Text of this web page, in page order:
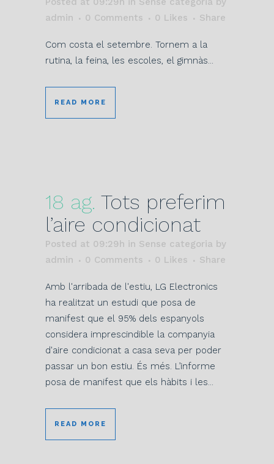
admin
0 Comments 0 Likes Share
Com costa el setembre. Tornem a la
rutina, la feina, les escoles, el gimnàs...
READ MORE
18 ag. Tots preferim
l’aire condicionat
Posted at 09:29h in Sense categoria by
admin
0 Comments 0 Likes Share
Amb l'arribada de l'estiu, LG Electronics
ha realitzat un estudi que posa de
manifest que el 95% dels espanyols
considera imprescindible la companyia
d'aire condicionat a casa seva per poder
passar un bon estiu. És més. L’informe
posa de manifest que els hàbits i les...
READ MORE